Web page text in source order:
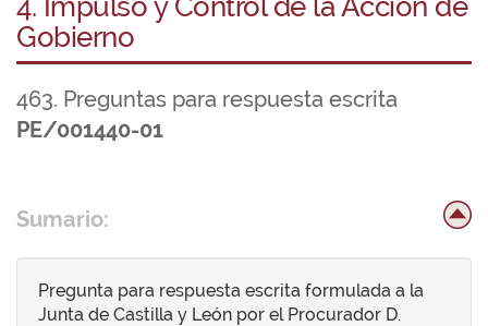
4. Impulso y Control de la Acción de
Gobierno
463. Preguntas para respuesta escrita
PE/001440-01
Sumario:
Pregunta para respuesta escrita formulada a la
Junta de Castilla y León por el Procurador D.